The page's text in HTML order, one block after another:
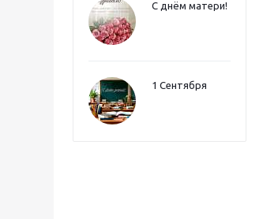
С днём матери!
1 Сентября